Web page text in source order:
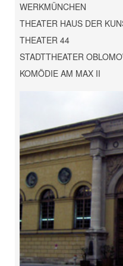
WERKMÜNCHEN
THEATER HAUS DER
THEATER 44
STADTTHEATER
KOMÖDIE AM MAX II